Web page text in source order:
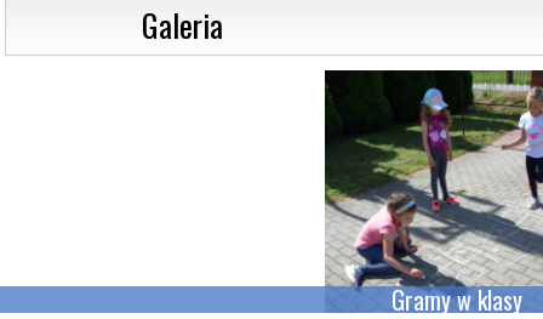
                  Galeria
Gramy w klasy